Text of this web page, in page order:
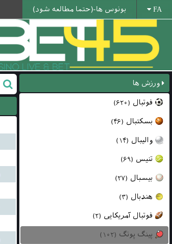
FA بونوس ها-(حتما مطالعه شود)
ورزش ها
فوتبال (۶۲۰)
بسکتبال (۴۶)
والیبال (۱۴)
تنیس (۶۹)
بیسبال (۲۷)
هندبال (۳)
فوتبال آمریکایی (۲)
پینگ پونگ (۱۰۲)